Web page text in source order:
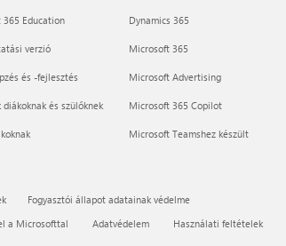
365 Education
verzió
és -fejlesztés
és szülőknek
Dynamics 365
Microsoft 365
Microsoft Advertising
Microsoft 365 Copilot
Microsoft Teamshez készült
Fogyasztói állapot adatainak védelme
a Microsofttal
Adatvédelem Használati feltételek